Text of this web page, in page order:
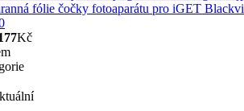
fólie čočky fotoaparátu pro iGET
Kč